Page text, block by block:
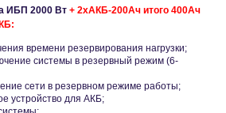
ИБП 2000 Вт + 2хАКБ-200Ач итого 400Ач
:
времени резервирования нагрузки;
системы в резервный режим (6-
сети в резервном режиме работы;
устройство для АКБ;